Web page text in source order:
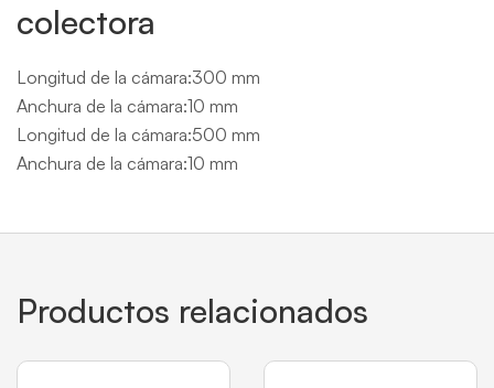
colectora
Longitud de la cámara:300 mm
Anchura de la cámara:10 mm
Longitud de la cámara:500 mm
Anchura de la cámara:10 mm
Productos relacionados